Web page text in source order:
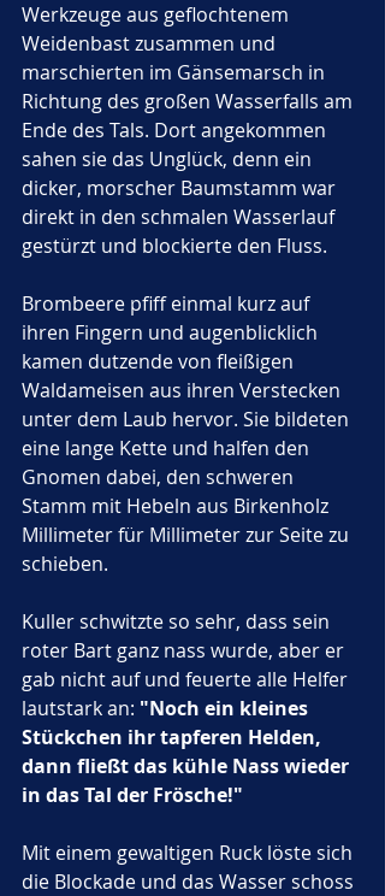
Werkzeuge aus geflochtenem
Weidenbast zusammen und
marschierten im Gänsemarsch in
Richtung des großen Wasserfalls am
Ende des Tals. Dort angekommen
sahen sie das Unglück, denn ein
dicker, morscher Baumstamm war
direkt in den schmalen Wasserlauf
gestürzt und blockierte den Fluss.
Brombeere pfiff einmal kurz auf
ihren Fingern und augenblicklich
kamen dutzende von fleißigen
Waldameisen aus ihren Verstecken
unter dem Laub hervor. Sie bildeten
eine lange Kette und halfen den
Gnomen dabei, den schweren
Stamm mit Hebeln aus Birkenholz
Millimeter für Millimeter zur Seite zu
schieben.
Kuller schwitzte so sehr, dass sein
roter Bart ganz nass wurde, aber er
gab nicht auf und feuerte alle Helfer
lautstark an: "Noch ein kleines
Stückchen ihr tapferen Helden,
dann fließt das kühle Nass wieder
in das Tal der Frösche!"
Mit einem gewaltigen Ruck löste sich
die Blockade und das Wasser schoss